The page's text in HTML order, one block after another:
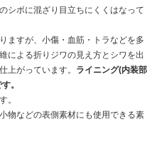
シボに混ざり目立ちにくくはなって
ますが、小傷・血筋・トラなどを多
による折りジワの見え方とシワを出
上がっています。 ライニング(内装部
。
。
物などの表側素材にも使用できる素